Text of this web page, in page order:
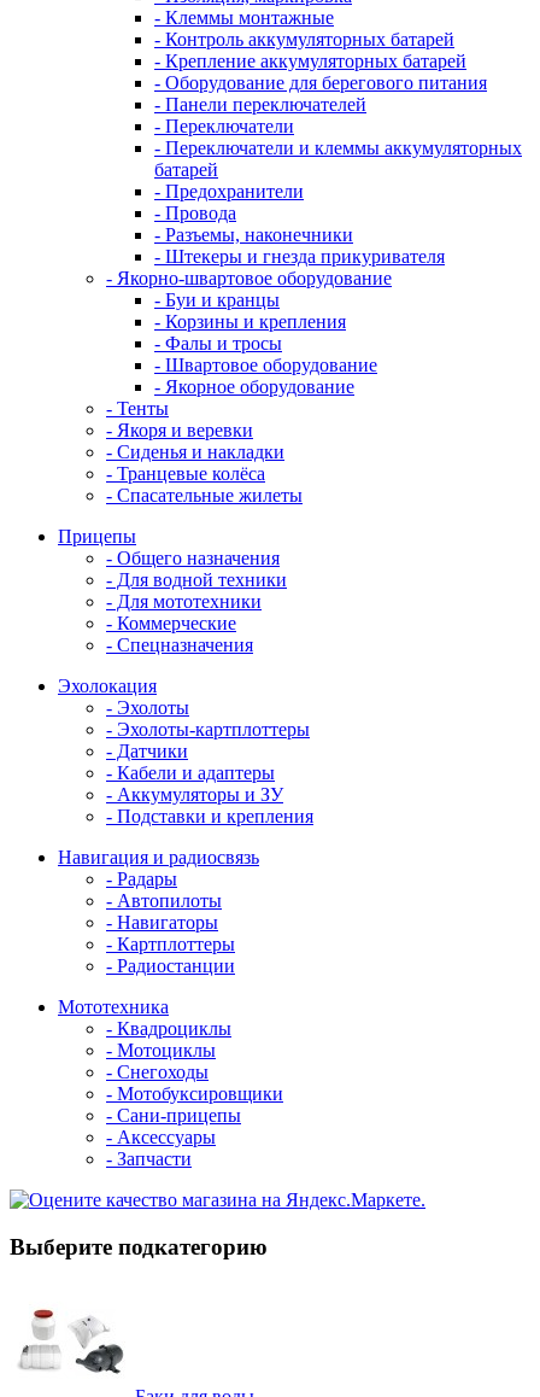
- Клеммы монтажные
- Контроль аккумуляторных батарей
- Крепление аккумуляторных батарей
- Оборудование для берегового питания
- Панели переключателей
- Переключатели
- Переключатели и клеммы аккумуляторных
батарей
- Предохранители
- Провода
- Разъемы, наконечники
- Штекеры и гнезда прикуривателя
- Якорно-швартовое оборудование
- Буи и кранцы
- Корзины и крепления
- Фалы и тросы
- Швартовое оборудование
- Якорное оборудование
- Тенты
- Якоря и веревки
- Сиденья и накладки
- Транцевые колёса
- Спасательные жилеты
Прицепы
- Общего назначения
- Для водной техники
- Для мототехники
- Коммерческие
- Спецназначения
Эхолокация
- Эхолоты
- Эхолоты-картплоттеры
- Датчики
- Кабели и адаптеры
- Аккумуляторы и ЗУ
- Подставки и крепления
Навигация и радиосвязь
- Радары
- Автопилоты
- Навигаторы
- Картплоттеры
- Радиостанции
Мототехника
- Квадроциклы
- Мотоциклы
- Снегоходы
- Мотобуксировщики
- Сани-прицепы
- Аксессуары
- Запчасти
Выберите подкатегорию